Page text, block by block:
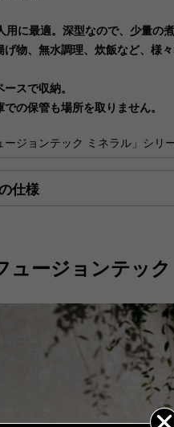
ます。
・四国 930円
ンパクト便」の送料はこちら。
払方法
ジット決済
一括払
ッシュレス決済
セブンイ
ファミリ
デイリー
用に最適。深型なので、少量の
げ物、無水調理、炊飯など、様
ースで収納。
での保管も場所を取りません。
ージョンテック ミネラル」シリ
石でつくられたミネラル素材を
石を高温で融解してから一層構
す。
よる使い心地の良さや、美味し
理に役立つ便利さも備えていま
オーブン使用可能で、オーブン
ー：約7皿分
仕様
外寸
外寸取っ
高さ本体
全高-ふた
製品重量
満水容量
表面加工
内・外面
ュージョンテック